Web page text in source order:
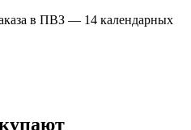
в ПВЗ — 14 календарных